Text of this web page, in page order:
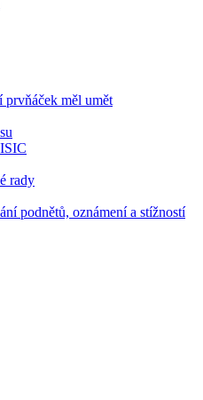
prvňáček měl umět
rady
podnětů, oznámení a stížností